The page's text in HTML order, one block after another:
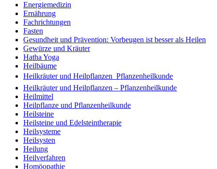
Energiemedizin
Ernährung
Fachrichtungen
Fasten
Gesundheit und Prävention: Vorbeugen ist besser als Heilen
Gewürze und Kräuter
Hatha Yoga
Heilbäume
Heilkräuter und Heilpflanzen  Pflanzenheilkunde
Heilkräuter und Heilpflanzen – Pflanzenheilkunde
Heilmittel
Heilpflanze und Pflanzenheilkunde
Heilsteine
Heilsteine und Edelsteintherapie
Heilsysteme
Heilsysten
Heilung
Heilverfahren
Homöopathie